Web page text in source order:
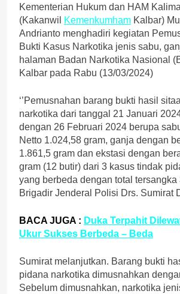
Kementerian Hukum dan HAM
(Kakanwil
Kemenkumham Kalbar)
Andrianto menghadiri kegiatan
Bukti Kasus Narkotika jenis sabu,
halaman Badan Narkotika Nasional
Kalbar pada Rabu (13/03/2024)
‘’Pemusnahan barang bukti hasil
narkotika dari tanggal 21 Januari
dengan 26 Februari 2024 berupa
Netto 1.024,58 gram, ganja dengan
1.861,5 gram dan ekstasi dengan
gram (12 butir) dari 3 kasus tindak
yang berbeda dengan total tersangka
Brigadir Jenderal Polisi Drs. Sumirat
BACA JUGA : Duka Terpahit
Ukur Sukses Berbeda – Beda
Sumirat melanjutkan. Barang bukti
pidana narkotika dimusnahkan
Sebelum dimusnahkan, narkotika